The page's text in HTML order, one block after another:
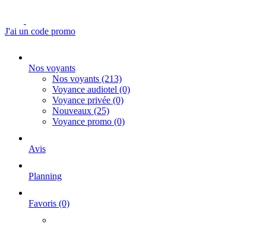
J'ai un code promo
Nos voyants
Nos voyants (213)
Voyance audiotel (0)
Voyance privée (0)
Nouveaux (25)
Voyance promo (0)
Avis
Planning
Favoris (0)